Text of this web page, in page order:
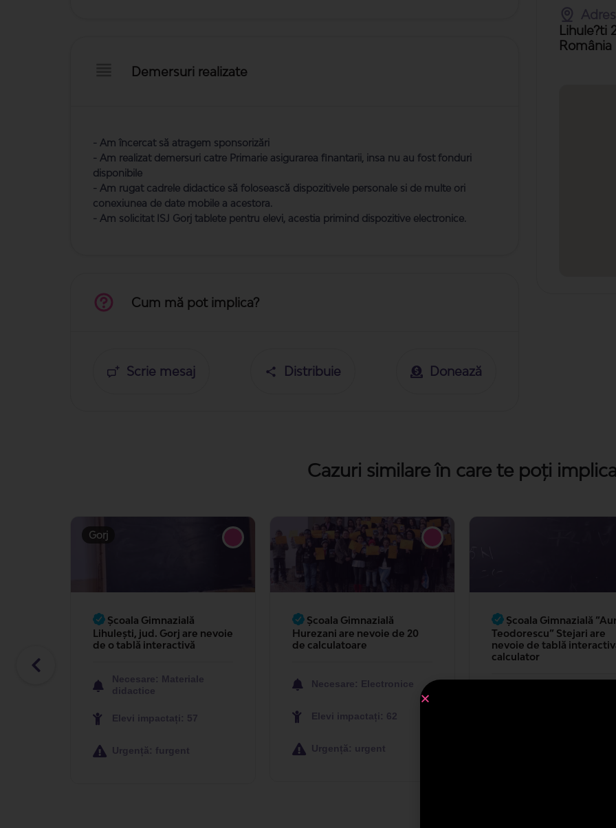
Demersuri realizate
- Am încercat să atragem sponsorizări
- Am realizat demersuri catre Primarie asigurarea finantarii, insa nu au fost fonduri
disponibile
- Am rugat cadrele didactice să folosească dispozitivele personale si de multe ori
conexiunea de date mobile a acestora.
- Am solicitat ISJ Gorj tablete pentru elevi, acestia primind dispozitive electronice.
Cum mă pot implica?
Scrie mesaj Distribuie Donează
Lihule?ti
România
Cazuri similare în care te poți
Școala Gimnazială
Hurezani are nevoie de 20
de calculatoare
Necesare: Electronice
Elevi impactați: 62
Urgență: urgent
Școala Gimnazială ”Aurel
Teodorescu” Stejari are
nevoie de tablă interactivă și
Școala Gimnazială
jud. Gorj are nevoie de 10
table interactive